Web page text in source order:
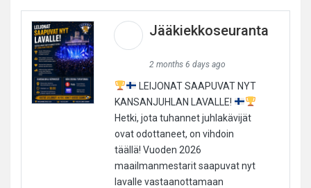
Jääkiekkoseuranta
2 months 6 days ago
LEIJONAT SAAPUVAT NYT
KANSANJUHLAN LAVALLE!
Hetki, jota tuhannet juhlakävijät
ovat odottaneet, on vihdoin
täällä! Vuoden 2026
maailmanmestarit saapuvat nyt
lavalle vastaanottamaan